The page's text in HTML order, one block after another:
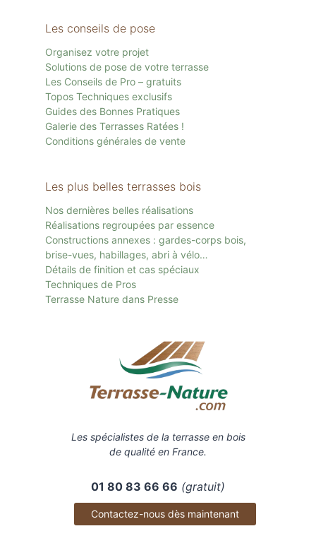
Les conseils de pose
Organisez votre projet
Solutions de pose de votre terrasse
Les Conseils de Pro – gratuits
Topos Techniques exclusifs
Guides des Bonnes Pratiques
Galerie des Terrasses Ratées !
Conditions générales de vente
Les plus belles terrasses bois
Nos dernières belles réalisations
Réalisations regroupées par essence
Constructions annexes : gardes-corps bois,
brise-vues, habillages, abri à vélo…
Détails de finition et cas spéciaux
Techniques de Pros
Terrasse Nature dans Presse
Les spécialistes de la terrasse en bois
de qualité en France.
01 80 83 66 66 (gratuit)
Contactez-nous dès maintenant